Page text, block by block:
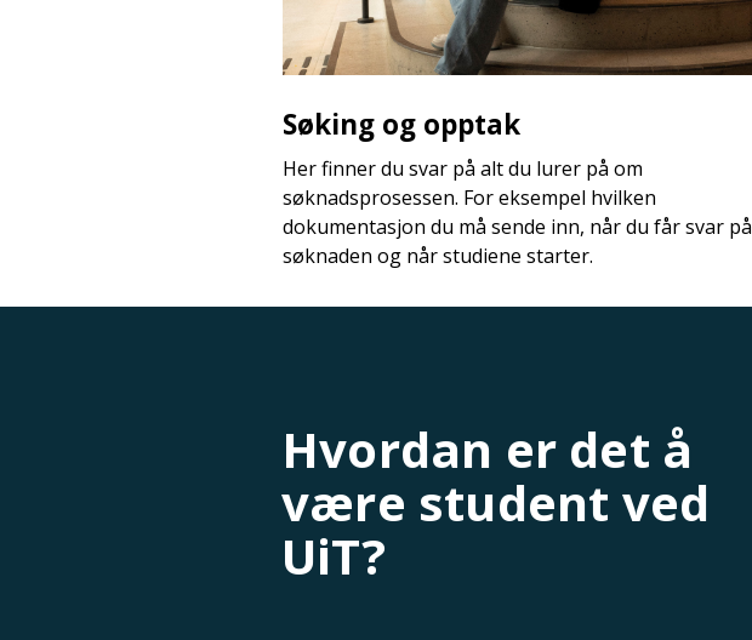
Søking og opptak
Her finner du svar på alt du lurer på om
søknadsprosessen. For eksempel hvilken
dokumentasjon du må sende inn, når du får svar på
søknaden og når studiene starter.
Hvordan er det å
være student ved
UiT?